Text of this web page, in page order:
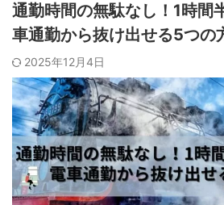
通勤時間の無駄なし！1時間
車通勤から抜け出せる5つの
2025年12月4日